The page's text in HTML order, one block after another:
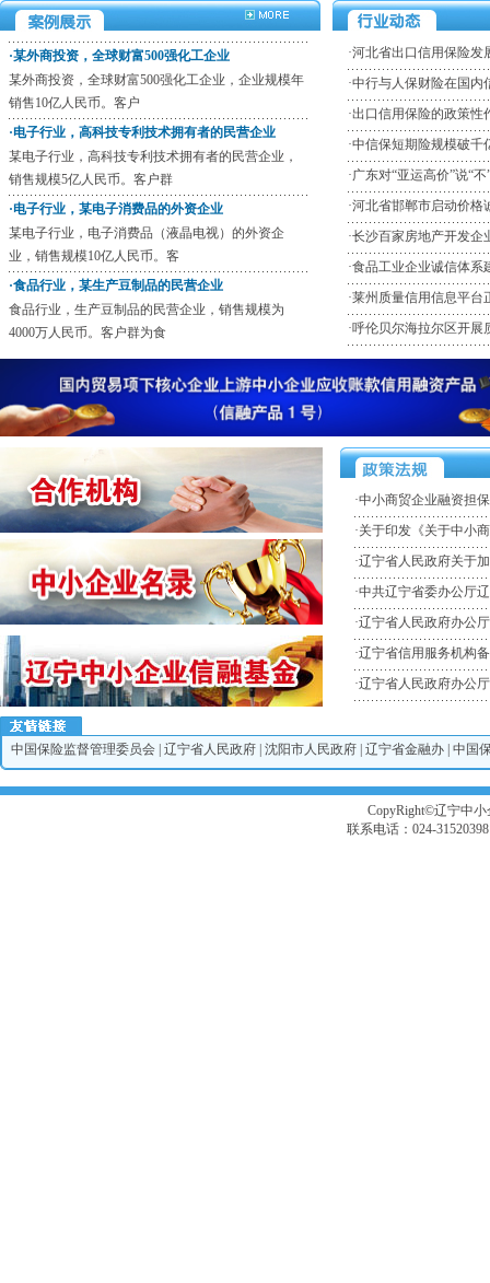
·某外商投资，全球财富500强化工企业
销售10亿人民币。客户
·电子行业，高科技专利技术拥有者的民营企业
某电子行业，高科技专利技术拥有者的民营企业，
销售规模5亿人民币。客户群
·电子行业，某电子消费品的外资企业
某电子行业，电子消费品（液晶电视）的外资企
业，销售规模10亿人民币。客
·食品行业，某生产豆制品的民营企业
食品行业，生产豆制品的民营企业，销售规模为
4000万人民币。客户群为食
·某国内生产电子配件和半成品的企业
某国内生产电子配件和半成品的企业，公司规模三
·某外商投资，全球财富500强化工企业
某外商投资，全球财富500强化工企业，企业规模年
·电子行业，高科技专利技术拥有者的民营企业
某电子行业，高科技专利技术拥有者的民营企业，
销售规模5亿人民币。客户群
·电子行业，某电子消费品的外资企业
某电子行业，电子消费品（液晶电视）的外资企
业，销售规模10亿人民币。客
·河北省出口信用保险发
·中行与人保财险在国内
·出口信用保险的政策性
·中信保短期险规模破千
·广东对“亚运高价”说“
·河北省邯郸市启动价格
·长沙百家房地产开发企
·食品工业企业诚信体系
·莱州质量信用信息平台
·呼伦贝尔海拉尔区开展
·中小商贸企业融资担
·关于印发《关于中小
·辽宁省人民政府关于
·中共辽宁省委办公厅
·辽宁省人民政府办公
·辽宁省信用服务机构
·辽宁省人民政府办公
中国保险监督管理委员会 辽宁省人民政府 沈阳市人民政府 辽宁省金融办 中国
CopyRight©辽宁中小
联系电话：024-